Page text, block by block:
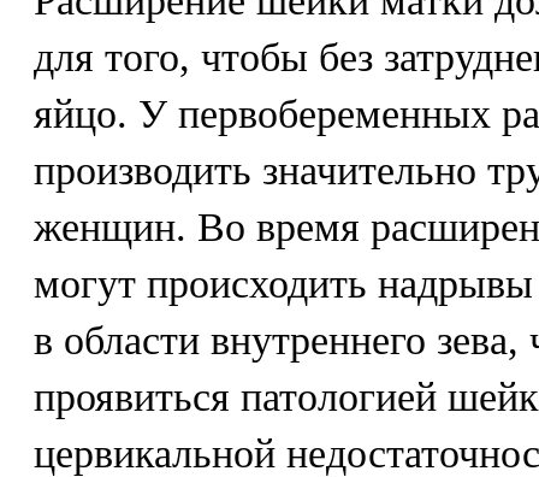
для того, чтобы без
яйцо. У первобеременных
производить значительно
женщин. Во время
могут происходить
в области внутреннего
проявиться патологией
цервикальной